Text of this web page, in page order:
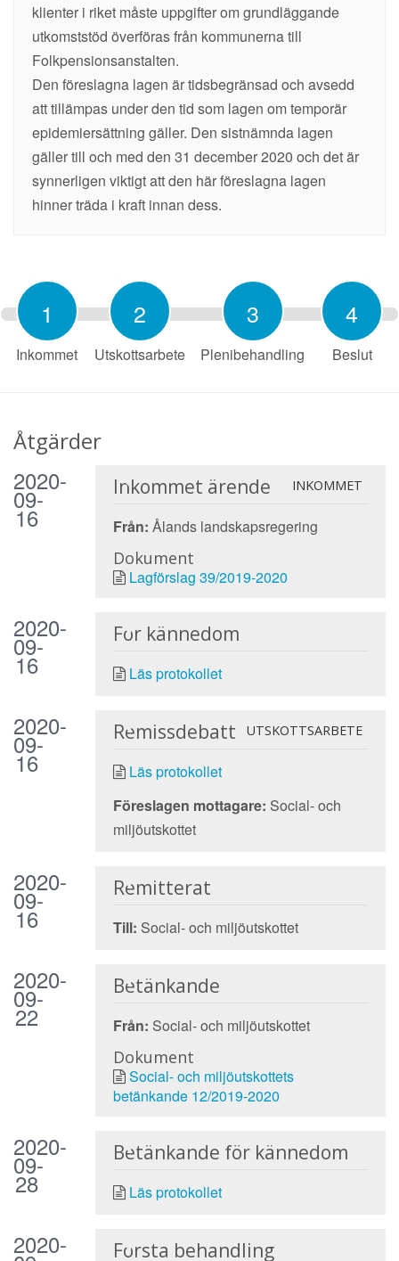
klienter i riket måste uppgifter om grundläggande
utkomststöd överföras från kommunerna till
Folkpensionsanstalten.
Den föreslagna lagen är tidsbegränsad och avsedd
att tillämpas under den tid som lagen om temporär
epidemiersättning gäller. Den sistnämnda lagen
gäller till och med den 31 december 2020 och det är
synnerligen viktigt att den här föreslagna lagen
hinner träda i kraft innan dess.
1
Inkommet
2
Utskottsarbete
3
Plenibehandling
4
Beslut
Åtgärder
2020-
09-
16
Inkommet ärende INKOMMET
Från: Ålands landskapsregering
Dokument
Lagförslag 39/2019-2020
2020-
09-
16
För kännedom
Läs protokollet
2020-
09-
16
Remissdebatt UTSKOTTSARBETE
Läs protokollet
Föreslagen mottagare: Social- och
miljöutskottet
2020-
09-
16
Remitterat
Till: Social- och miljöutskottet
2020-
09-
22
Betänkande
Från: Social- och miljöutskottet
Dokument
Social- och miljöutskottets
betänkande 12/2019-2020
2020-
09-
28
Betänkande för kännedom
Läs protokollet
2020- Första behandling